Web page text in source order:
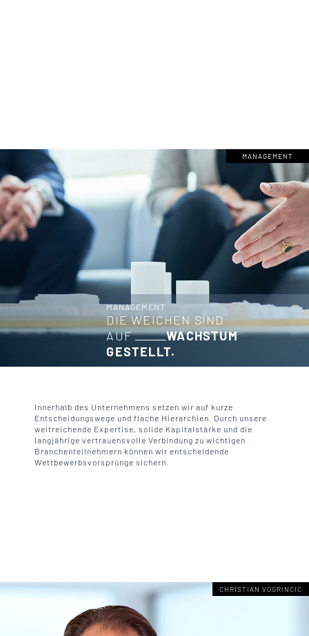
MANAGEMENT
MANAGEMENT
DIE WEICHEN SIND
AUF
WACHSTUM
GESTELLT.
Innerhalb des Unternehmens setzen wir auf kurze
Entscheidungswege und flache Hierarchien. Durch unsere
weitreichende Expertise, solide Kapitalstärke und die
langjährige vertrauensvolle Verbindung zu wichtigen
Branchenteilnehmern können wir entscheidende
Wettbewerbsvorsprünge sichern.
CHRISTIAN VOGRINCIC